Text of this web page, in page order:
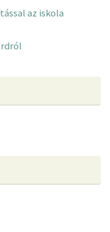
az iskola